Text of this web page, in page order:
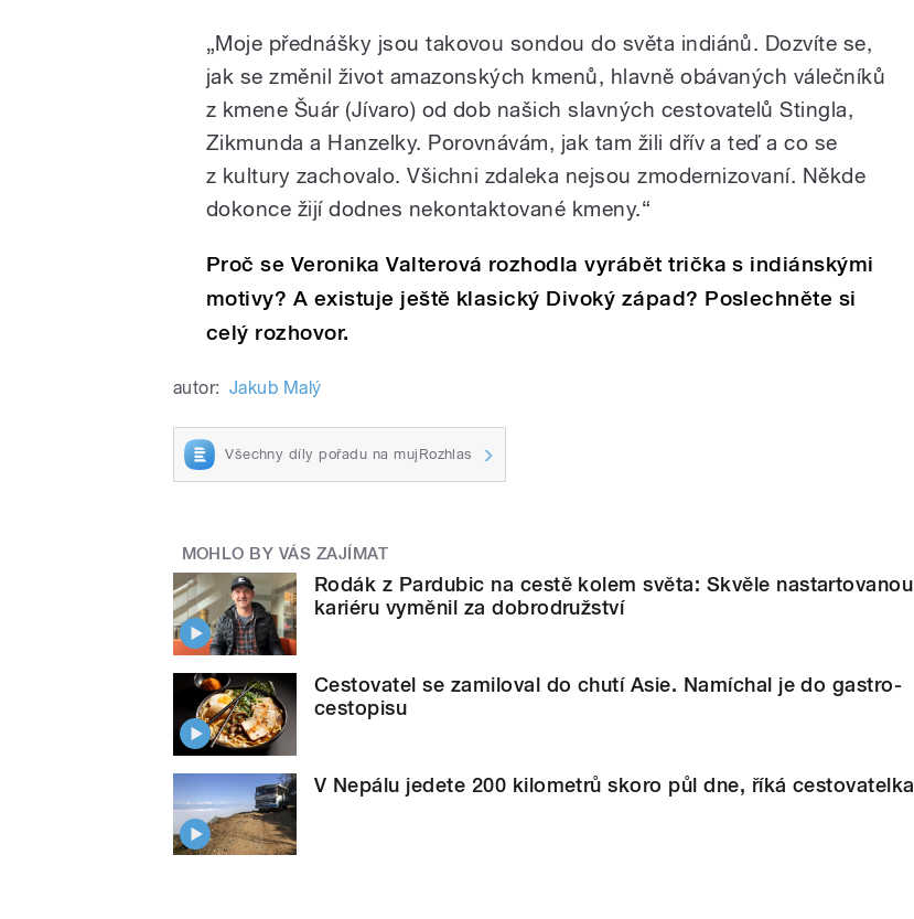
„Moje přednášky jsou takovou sondou do světa indiánů. Dozvíte se,
jak se změnil život amazonských kmenů, hlavně obávaných válečníků
z kmene Šuár (Jívaro) od dob našich slavných cestovatelů Stingla,
Zikmunda a Hanzelky. Porovnávám, jak tam žili dřív a teď a co se
z kultury zachovalo. Všichni zdaleka nejsou zmodernizovaní. Někde
dokonce žijí dodnes nekontaktované kmeny.“
Proč se Veronika Valterová rozhodla vyrábět trička s indiánskými
motivy? A existuje ještě klasický Divoký západ? Poslechněte si
celý rozhovor.
autor: Jakub Malý
Všechny díly pořadu na mujRozhlas
MOHLO BY VÁS ZAJÍMAT
Rodák z Pardubic na cestě kolem světa: Skvěle nastartovanou
kariéru vyměnil za dobrodružství
Cestovatel se zamiloval do chutí Asie. Namíchal je do gastro-
cestopisu
V Nepálu jedete 200 kilometrů skoro půl dne, říká cestovatelka